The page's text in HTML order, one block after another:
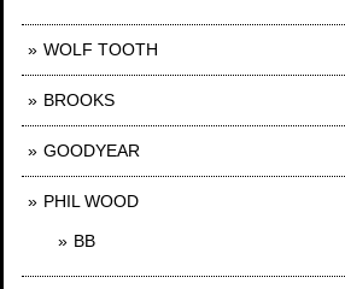
WOLF TOOTH
BROOKS
GOODYEAR
PHIL WOOD
BB